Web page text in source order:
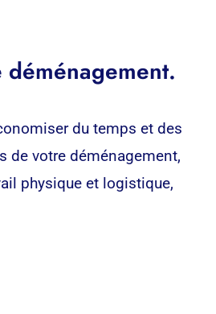
déménagement.
du temps et des
de votre déménagement,
physique et logistique,